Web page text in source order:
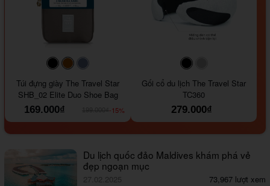
#000000#964B00
Túi đựng giày The Travel Star
SHB_02 Elite Duo Shoe Bag
169.000₫
-15%
#000000
Gối cổ du lịch The Travel Star
TC360
279.000₫
Du lịch quốc đảo Maldives khám phá vẻ
đẹp ngoạn mục
27.02.2025 73,967 lượt xem